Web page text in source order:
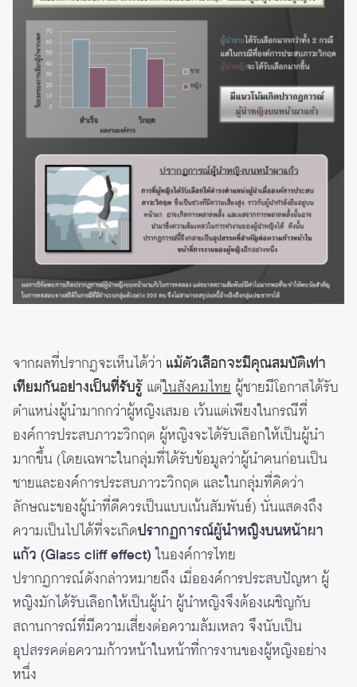
จากผลที่ปรากฏจะเห็นได้ว่า แม้ตัวเลือกจะมีคุณสมบัติเท่า
เทียมกันอย่างเป็นที่รับรู้ แต่ในสังคมไทย ผู้ชายมีโอกาสได้รับ
ตำแหน่งผู้นำมากกว่าผู้หญิงเสมอ เว้นแต่เพียงในกรณีที่
องค์การประสบภาวะวิกฤต ผู้หญิงจะได้รับเลือกให้เป็นผู้นำ
มากขึ้น (โดยเฉพาะในกลุ่มที่ได้รับข้อมูลว่าผู้นำคนก่อนเป็น
ชายและองค์การประสบภาวะวิกฤต และในกลุ่มที่คิดว่า
ลักษณะของผู้นำที่ดีควรเป็นแบบเน้นสัมพันธ์) นั่นแสดงถึง
ความเป็นไปได้ที่จะเกิดปรากฏการณ์ผู้นำหญิงบนหน้าผา
แก้ว (Glass cliff effect)ในองค์การไทย
ปรากฏการณ์ดังกล่าวหมายถึง เมื่อองค์การประสบปัญหา ผู้
หญิงมักได้รับเลือกให้เป็นผู้นำ ผู้นำหญิงจึงต้องเผชิญกับ
สถานการณ์ที่มีความเสี่ยงต่อความล้มเหลว จึงนับเป็น
อุปสรรคต่อความก้าวหน้าในหน้าที่การงานของผู้หญิงอย่าง
หนึ่ง